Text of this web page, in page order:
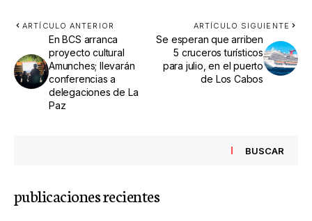
ARTÍCULO ANTERIOR
En BCS arranca
proyecto cultural
Amunches; llevarán
conferencias a
delegaciones de La
Paz
ARTÍCULO SIGUIENTE
Se esperan que arriben
5 cruceros turísticos
para julio, en el puerto
de Los Cabos
BUSCAR
publicaciones recientes